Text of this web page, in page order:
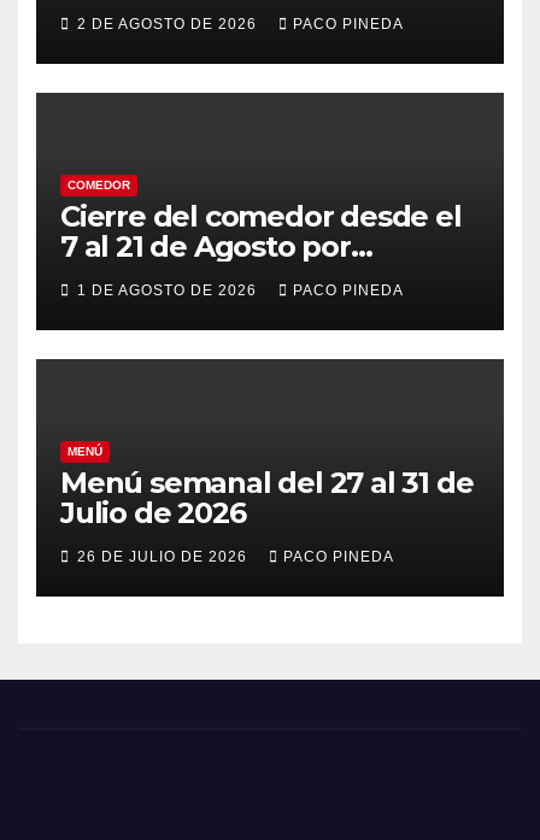
2 DE AGOSTO DE 2026 PACO PINEDA
COMEDOR
Cierre del comedor desde el
7 al 21 de Agosto por
vacaciones
1 DE AGOSTO DE 2026 PACO PINEDA
MENÚ
Menú semanal del 27 al 31 de
Julio de 2026
26 DE JULIO DE 2026 PACO PINEDA